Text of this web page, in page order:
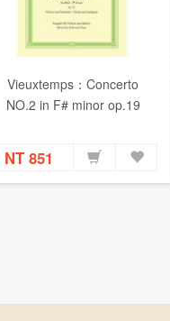
Vieuxtemps：Concerto
NO.2 in F# minor op.19
NT 851